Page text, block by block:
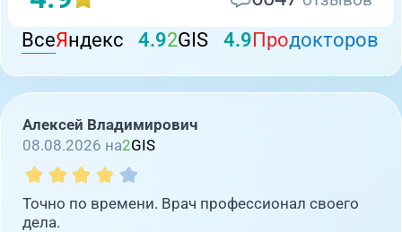
ВсеЯндекс 4.92GIS 4.9Продокторов
Алексей Владимирович
08.08.2026 на2GIS
Точно по времени. Врач профессионал своего
дела.